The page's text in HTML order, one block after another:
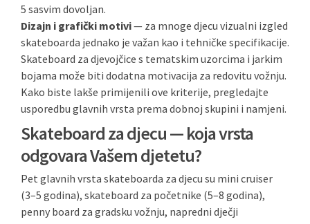
5 sasvim dovoljan.
Dizajn i grafički motivi— za mnoge djecu vizualni izgled
skateboarda jednako je važan kao i tehničke specifikacije.
Skateboard za djevojčice s tematskim uzorcima i jarkim
bojama može biti dodatna motivacija za redovitu vožnju.
Kako biste lakše primijenili ove kriterije, pregledajte
usporedbu glavnih vrsta prema dobnoj skupini i namjeni.
Skateboard za djecu — koja vrsta
odgovara Vašem djetetu?
Pet glavnih vrsta skateboarda za djecu su mini cruiser
(3–5 godina), skateboard za početnike (5–8 godina),
penny board za gradsku vožnju, napredni dječji